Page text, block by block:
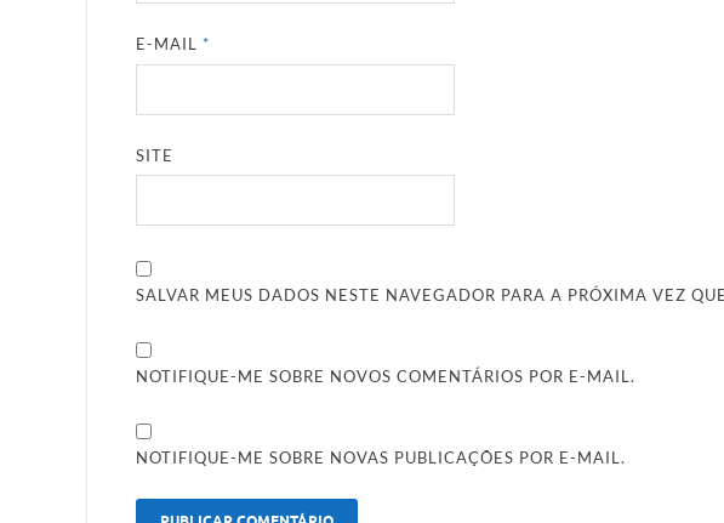
E-MAIL*
SITE
SALVAR MEUS DADOS NESTE NAVEGADOR PARA A PRÓXIMA VEZ
NOTIFIQUE-ME SOBRE NOVOS COMENTÁRIOS POR E-MAIL.
NOTIFIQUE-ME SOBRE NOVAS PUBLICAÇÕES POR E-MAIL.